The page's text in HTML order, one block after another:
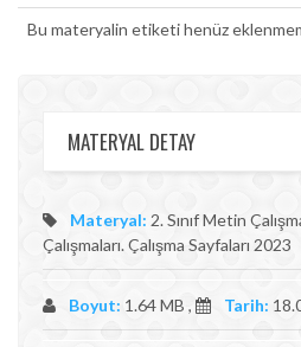
Bu materyalin etiketi henüz
MATERYAL DETAY
Materyal: 2. Sınıf Metin
Çalışmaları. Çalışma Sayfaları 2023
Boyut: 1.64 MB , Tarih: